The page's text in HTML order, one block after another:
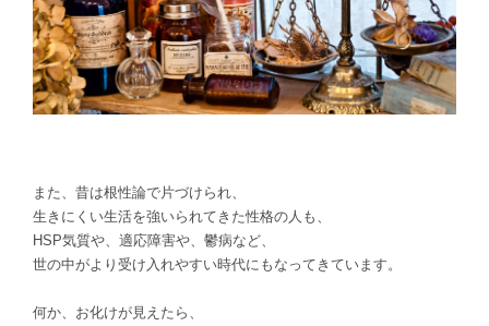
また、昔は根性論で片づけられ、
生きにくい生活を強いられてきた性格の人も、
HSP気質や、適応障害や、鬱病など、
世の中がより受け入れやすい時代にもなってきています。
何か、お化けが見えたら、